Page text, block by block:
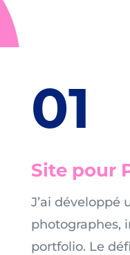
01
Site pour
J’ai développé
photographes,
portfolio. Le